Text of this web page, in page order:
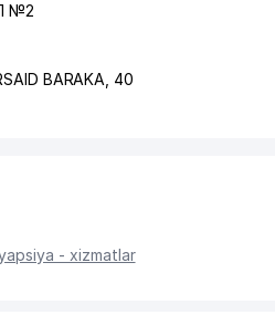
№2
BARAKA , 40
- xizmatlar